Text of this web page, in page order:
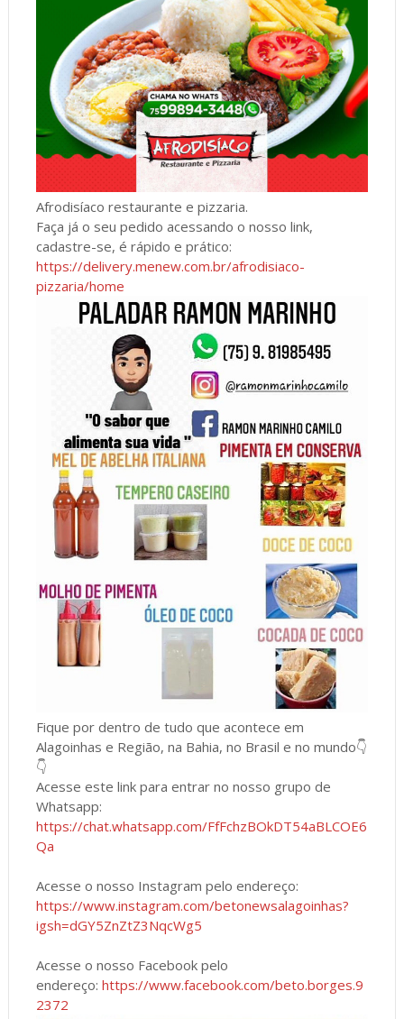
Afrodisíaco restaurante e pizzaria.
Faça já o seu pedido acessando o nosso link,
cadastre-se, é rápido e prático:
https://delivery.menew.com.br/afrodisiaco-
pizzaria/home
Fique por dentro de tudo que acontece em
Alagoinhas e Região, na Bahia, no Brasil e no mundo👇
👇
Acesse este link para entrar no nosso grupo de
Whatsapp:
https://chat.whatsapp.com/FfFchzBOkDT54aBLCOE6
Qa
Acesse o nosso Instagram pelo endereço:
https://www.instagram.com/betonewsalagoinhas?
igsh=dGY5ZnZtZ3NqcWg5
Acesse o nosso Facebook pelo
endereço: https://www.facebook.com/beto.borges.9
2372